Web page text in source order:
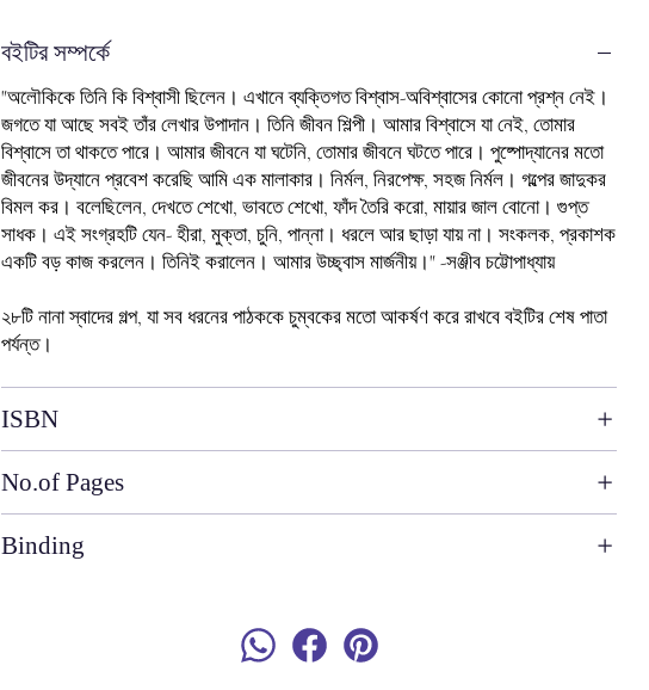
বইটির সম্পর্কে
"অলৌকিকেতিনিকিবিশ্বাসীছিলেন। এখানেব্যক্তিগতবিশ্বাস-অবিশ্বাসেরকোনোপ্রশ্ননেই।
জগতেযাআছেসবইতাঁরলেখারউপাদান। তিনিজীবনশিল্পী। আমারবিশ্বাসেযানেই,তোমার
বিশ্বাসেতাথাকতেপারে। আমারজীবনেযাঘটেনি,তোমারজীবনেঘটতেপারে। পুষ্পোদ্যানেরমতো
জীবনেরউদ্যানেপ্রবেশকরেছিআমিএকমালাকার। নির্মল,নিরপেক্ষ,সহজনির্মল। গল্পেরজাদুকর
বিমলকর। বলেছিলেন,দেখতেশেখো,ভাবতেশেখো,ফাঁদতৈরিকরো,মায়ারজালবোনো। গুপ্ত
সাধক। এইসংগ্রহটিযেন-হীরা,মুক্তা,চুনি,পান্না। ধরলেআরছাড়াযায়না। সংকলক,প্রকাশক
একটিবড়কাজকরলেন। তিনিইকরালেন। আমারউচ্ছ্বাসমার্জনীয়।"-সঞ্জীবচট্টোপাধ্যায়
২৮টিনানাস্বাদেরগল্প,যাসব ধরনেরপাঠককেচুম্বকেরমতোআকর্ষণকরেরাখবেবইটিরশেষপাতা
পর্যন্ত।
ISBN
No.of Pages
Binding